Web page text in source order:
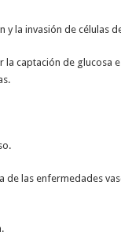
y la invasión de células
la captación de glucosa
de las enfermedades